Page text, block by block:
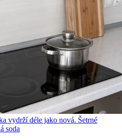
vydrží déle jako nová. Šetrné
soda